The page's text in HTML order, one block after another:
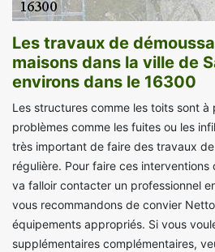
Les travaux de
maisons dans la ville de
environs dans le 16300
Les structures comme les toits sont
problèmes comme les fuites ou les
très important de faire des travaux
régulière. Pour faire ces
va falloir contacter un professionnel
vous recommandons de convier
équipements appropriés. Si vous
supplémentaires complémentaires,